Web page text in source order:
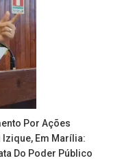
Por Ações
Em Marília:
Do Poder Público